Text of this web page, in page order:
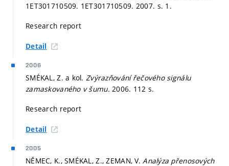
1ET301710509. 1ET301710509. 2007. s. 1.
Research report
Detail
2006
SMÉKAL, Z. a kol. Zvýrazňování řečového signálu
zamaskovaného v šumu. 2006. 112 s.
Research report
Detail
2005
NĚMEC, K., SMÉKAL, Z., ZEMAN, V.Analýza přenosových